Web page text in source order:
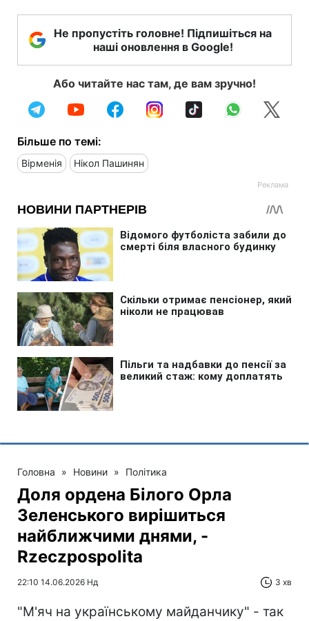
Не пропустіть головне! Підпишіться на
наші оновлення в Google!
Або читайте нас там, де вам зручно!
Більше по темі:
Вірменія Нікол Пашинян
Головна » Новини » Політика
Доля ордена Білого Орла
Зеленського вирішиться
найближчими днями, -
Rzeczpospolita
22:10 14.06.2026 Нд 3 хв
"М'яч на українському майданчику" - так